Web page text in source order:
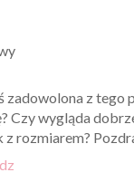
zadowolona z tego
Czy wygląda
z rozmiarem?